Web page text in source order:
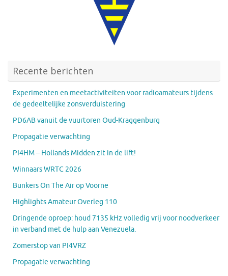
Recente berichten
Experimenten en meetactiviteiten voor radioamateurs tijdens
de gedeeltelijke zonsverduistering
PD6AB vanuit de vuurtoren Oud-Kraggenburg
Propagatie verwachting
PI4HM – Hollands Midden zit in de lift!
Winnaars WRTC 2026
Bunkers On The Air op Voorne
Highlights Amateur Overleg 110
Dringende oproep: houd 7135 kHz volledig vrij voor noodverkeer
in verband met de hulp aan Venezuela.
Zomerstop van PI4VRZ
Propagatie verwachting